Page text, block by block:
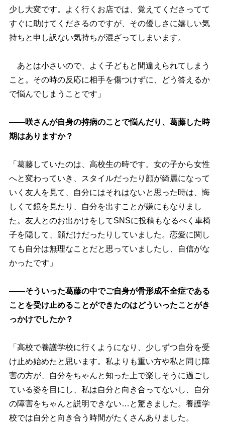
少し大変です。よく行くお店では、覚えてくださってて
すぐに助けてくださるのですが、その優しさに嬉しい気
持ちと申し訳ない気持ちが混ざってしまいます。
あとは小さいので、よく子どもと間違えられてしまう
こと。その時の反応に相手を傷つけずに、どう答えるか
で悩んでしまうことです」
――咲さんが自身の持病のことで悩んだり、葛藤した時
期はありますか？
「葛藤していたのは、高校生の時です。女の子から女性
へと変わっていき、スタイルだったり顔が綺麗になって
いく友人を見て、自分にはそれはないと思った時は、悔
しくて鏡を見たり、自分を出すことが嫌にもなりまし
た。友人とのお出かけをしてSNSに投稿もなるべく車椅
子を隠して、顔だけだったりしていました。恋愛に関し
ても自分は無理なことだと思っていましたし、自信がな
かったです」
――そういった葛藤の中でご自身が骨形成不全症である
ことを受け止めることができたのはどういったことがき
っかけでしたか？
「高校で養護学校に行くようになり、少しずつ自分を受
け止め始めたと思います。私よりも重い方や私と同じ障
害の方が、自分をちゃんと知った上で楽しそうに過ごし
ている姿を目にし、私は自分と向き合ってないし、自分
の障害をちゃんと説明できない…と驚きました。養護学
校では自分と向き合う時間がたくさんありました。